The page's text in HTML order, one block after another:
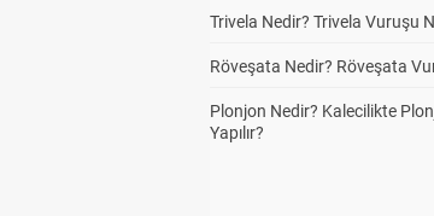
Trivela Nedir? Trivela Vuruşu
Röveşata Nedir? Röveşata
Plonjon Nedir? Kalecilikte
Yapılır?